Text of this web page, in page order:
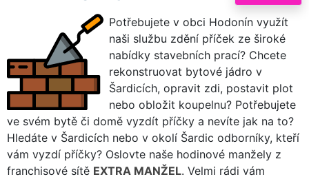
Potřebujete v obci Hodonín využít
naši službu zdění příček ze široké
nabídky stavebních prací? Chcete
rekonstruovat bytové jádro v
Šardicích, opravit zdi, postavit plot
nebo obložit koupelnu? Potřebujete
ve svém bytě či domě vyzdít příčky a nevíte jak na to?
Hledáte v Šardicích nebo v okolí Šardic odborníky, kteří
vám vyzdí příčky? Oslovte naše hodinové manžely z
franchisové sítě EXTRA MANŽEL. Velmi rádi vám